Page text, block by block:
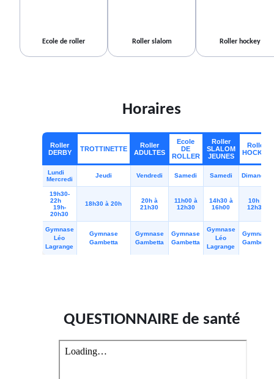
Ecole de roller Roller slalom Roller hockey
Horaires
Roller
DERBY
TROTTINETTE
Roller
ADULTES
Ecole
DE
ROLLER
Roller
SLALOM
JEUNES
Roller
HOCKEY
Lundi
Mercredi
Jeudi Vendredi Samedi Samedi Dimanche
19h30-
22h
19h-
20h30
18h30 à 20h
20h à
21h30
11h00 à
12h30
14h30 à
16h00
10h à
12h30
Gymnase
Léo
Lagrange
Gymnase
Gambetta
Gymnase
Gambetta
Gymnase
Gambetta
Gymnase
Léo
Lagrange
Gymnase
Gambetta
QUESTIONNAIRE de santé